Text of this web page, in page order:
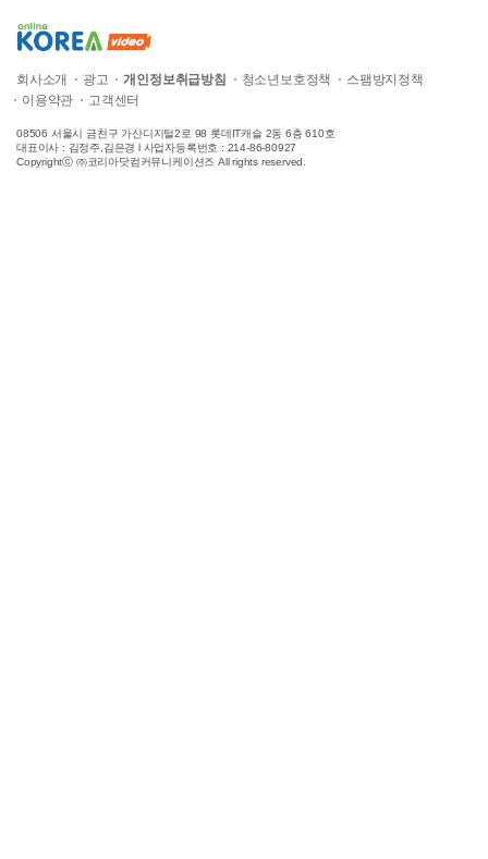
회사소개 광고 개인정보취급방침 청소년보호정책
스팸방지정책
이용약관
고객센터
08506 서울시 금천구 가산디지털2로 98 롯데IT캐슬 2동 6층 610호
대표이사 : 김정주,김은경 l 사업자등록번호 : 214-86-80927
Copyrightⓒ ㈜코리아닷컴커뮤니케이션즈 All rights reserved.